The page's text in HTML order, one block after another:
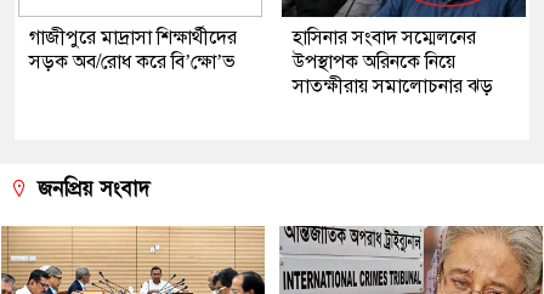
গাজীপুরে মাদ্রাসা শিক্ষার্থীদের
সড়ক অব/রোধ করে বি’ক্ষো’ভ
হাসিনার সংবাদ সম্মেলনের
উপস্থাপক অরিনকে নিয়ে
সাতক্ষীরায় সমালোচনার ঝড়
জনপ্রিয় সংবাদ